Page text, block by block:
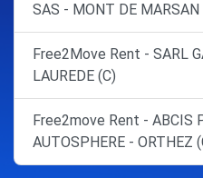
SAS - MONT DE MARSAN
Free2Move Rent - SARL
LAUREDE (C)
Free2move Rent - ABCIS
AUTOSPHERE - ORTHEZ